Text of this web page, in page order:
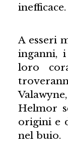
inefficace.
A esseri
inganni,
loro
Helmor
origini e
nel buio.